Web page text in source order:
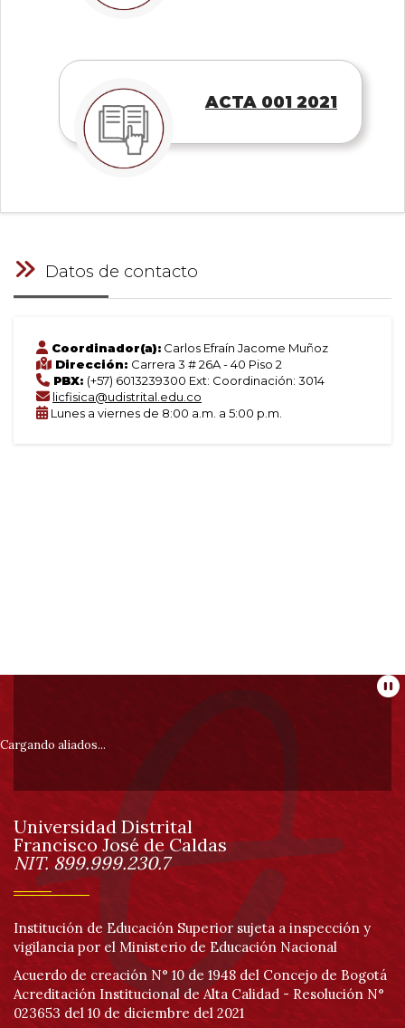
ACTA 001 2021
Datos de contacto
Coordinador(a): Carlos Efraín Jacome Muñoz
Dirección: Carrera 3 # 26A - 40 Piso 2
PBX: (+57) 6013239300 Ext: Coordinación: 3014
licfisica@udistrital.edu.co
Lunes a viernes de 8:00 a.m. a 5:00 p.m.
Información
pie
de
página
Cargando aliados...
Información
Universidad Distrital
Francisco José de Caldas
NIT. 899.999.230.7
Institución de Educación Superior sujeta a inspección y
vigilancia por el Ministerio de Educación Nacional
Acuerdo de creación N° 10 de 1948 del Concejo de Bogotá
Acreditación Institucional de Alta Calidad - Resolución N°
023653 del 10 de diciembre del 2021